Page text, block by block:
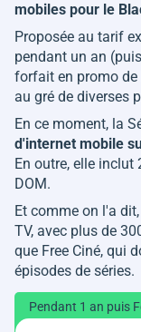
mobiles pour le
Proposée au tarif
pendant un an
forfait en promo de
au gré de diverses
En ce moment, la
d'internet mobile
En outre, elle inclut
DOM.
Et comme on l'a
TV, avec plus de
que Free Ciné, qui
épisodes de séries.
Pendant 1 an puis